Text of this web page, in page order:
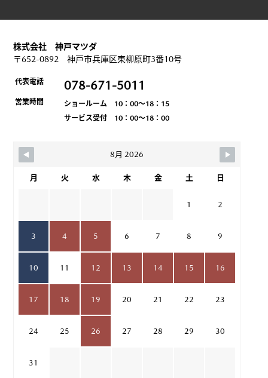
株式会社 神戸マツダ
〒652-0892 神戸市兵庫区東柳原町3番10号
代表電話 078-671-5011
営業時間
ショールーム 10：00～18：15
サービス受付 10：00～18：00
8月 2026
月 火 水 木 金 土 日
1 2
3 4 5 6 7 8 9
10 11 12 13 14 15 16
17 18 19 20 21 22 23
24 25 26 27 28 29 30
31